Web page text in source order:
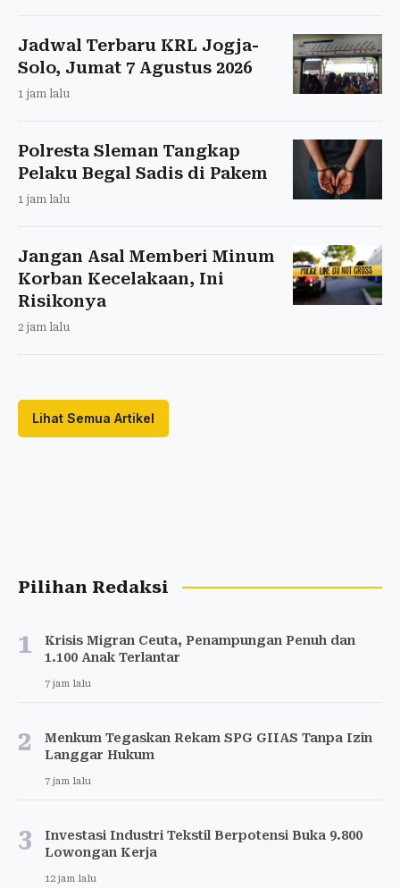
Jadwal Terbaru KRL Jogja-
Solo, Jumat 7 Agustus 2026
1 jam lalu
Polresta Sleman Tangkap
Pelaku Begal Sadis di Pakem
1 jam lalu
Jangan Asal Memberi Minum
Korban Kecelakaan, Ini
Risikonya
2 jam lalu
Lihat Semua Artikel
Pilihan Redaksi
1
Krisis Migran Ceuta, Penampungan Penuh dan
1.100 Anak Terlantar
7 jam lalu
2
Menkum Tegaskan Rekam SPG GIIAS Tanpa Izin
Langgar Hukum
7 jam lalu
3
Investasi Industri Tekstil Berpotensi Buka 9.800
Lowongan Kerja
12 jam lalu